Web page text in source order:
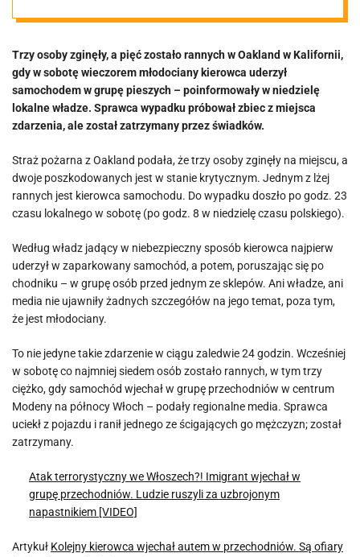
przechodniów.
Są ofiary
śmiertelne
Trzy osoby zginęły, a pięć zostało rannych w Oakland w Kalifornii,
gdy w sobotę wieczorem młodociany kierowca uderzył
samochodem w grupę pieszych – poinformowały w niedzielę
lokalne władze. Sprawca wypadku próbował zbiec z miejsca
zdarzenia, ale został zatrzymany przez świadków.
Straż pożarna z Oakland podała, że trzy osoby zginęły na miejscu, a
dwoje poszkodowanych jest w stanie krytycznym. Jednym z lżej
rannych jest kierowca samochodu. Do wypadku doszło po godz. 23
czasu lokalnego w sobotę (po godz. 8 w niedzielę czasu polskiego).
Według władz jadący w niebezpieczny sposób kierowca najpierw
uderzył w zaparkowany samochód, a potem, poruszając się po
chodniku – w grupę osób przed jednym ze sklepów. Ani władze, ani
media nie ujawniły żadnych szczegółów na jego temat, poza tym,
że jest młodociany.
To nie jedyne takie zdarzenie w ciągu zaledwie 24 godzin. Wcześniej
w sobotę co najmniej siedem osób zostało rannych, w tym trzy
ciężko, gdy samochód wjechał w grupę przechodniów w centrum
Modeny na północy Włoch – podały regionalne media. Sprawca
uciekł z pojazdu i ranił jednego ze ścigających go mężczyzn; został
zatrzymany.
Atak terrorystyczny we Włoszech?! Imigrant wjechał w
grupę przechodniów. Ludzie ruszyli za uzbrojonym
napastnikiem [VIDEO]
Artykuł Kolejny kierowca wjechał autem w przechodniów. Są ofiary